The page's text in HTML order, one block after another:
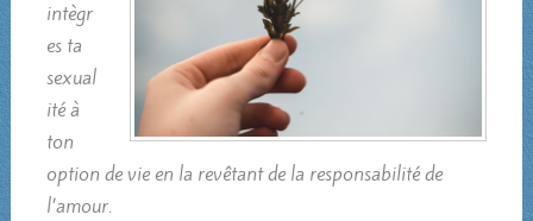
intègr
es ta
sexual
ité à
ton
option de vie en la revêtant de la responsabilité de
l’amour.